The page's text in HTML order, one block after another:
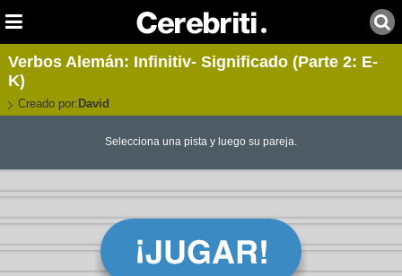
Verbos Alemán: Infinitiv- Significado (Parte 2: E-
K)
Creado por: David
Selecciona una pista y luego su pareja.